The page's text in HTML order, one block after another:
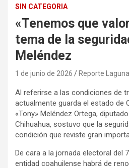
SIN CATEGORIA
«Tenemos que
tema de la
Meléndez
1 de junio de 2026 Reporte Laguna
Al referirse a las condiciones de
actualmente guarda el estado de
«Tony» Meléndez Ortega,
Chihuahua, sostuvo que la
condición que reviste gran
De cara a la jornada electoral del
entidad coahuilense habrá de